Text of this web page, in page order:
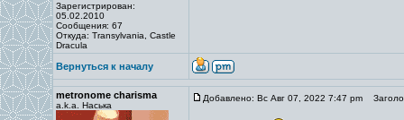
Зарегистрирован:
05.02.2010
Сообщения: 67
Откуда: Transylvania, Castle
Dracula
Вернуться к началу
metronome charisma
a.k.a. Наська
Добавлено: Вс Авг 07, 2022 7:47 pm